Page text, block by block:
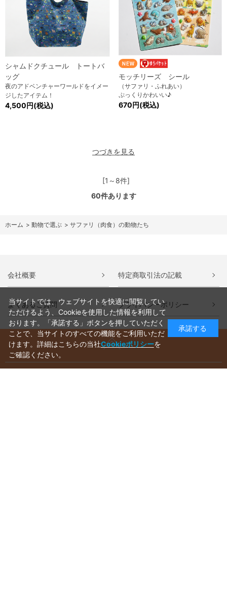
シャムドクチュール トートバ
ッグ
夜のアドベンチャーワールドをイメー
ジしたアイテム！
4,500円(税込)
モッチリーズ シール
（サファリ・ふれあい）
ぷっくりかわいい♪
670円(税込)
つづきを見る
[1～8件]
60件あります
ホーム > 動物で選ぶ > サファリ（肉食）の動物たち
会社概要 特定商取引法の記載
よくあるご質問 プライバシーポリシー
当サイトでは、ウェブサイトを快適に閲覧してい
ただけるよう、Cookieを使用した情報を利用して
おります。「承諾する」ボタンを押していただく
ことで、当サイトのすべての機能をご利用いただ
けます。詳細はこちらの当社Cookieポリシーを
ご確認ください。
承諾する